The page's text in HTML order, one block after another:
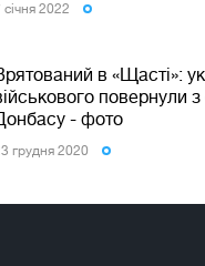
сiчня 2022
в «Щасті»:
повернули
- фото
грудня 2020